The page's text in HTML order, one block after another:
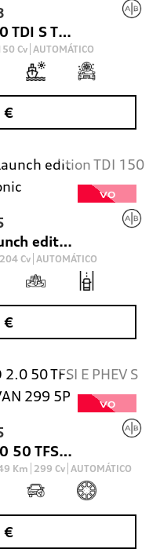
TODOTERRENO 2.0 TDI S TRONIC BLACK LINE 150 5P
Cv AUTOMÁTICO
€
VO
Audi A5 Sedan Launch edition TDI 150 kW S tronic
204 Cv AUTOMÁTICO
€
VO
TODOTERRENO 2.0 50 TFSI E PHEV S TR. QUATT. ADVAN 299 5P
Km 299 Cv AUTOMÁTICO
€